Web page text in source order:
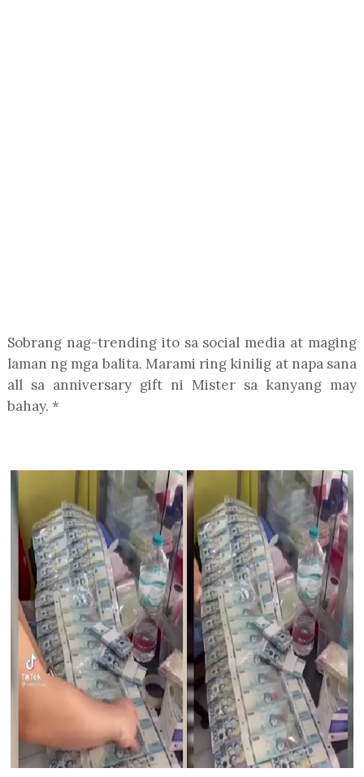
Sobrang nag-trending ito sa social media at maging
laman ng mga balita. Marami ring kinilig at napa sana
all sa anniversary gift ni Mister sa kanyang may
bahay. *